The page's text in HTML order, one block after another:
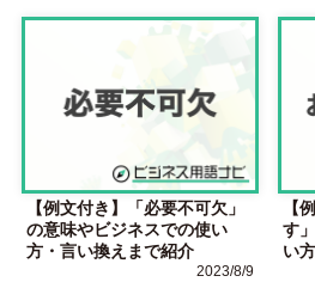
【例文付き】「必要不可欠」
の意味やビジネスでの使い
方・言い換えまで紹介
2023/8/9
【
す
い